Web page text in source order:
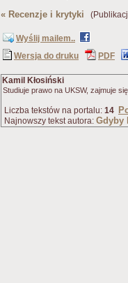
« Recenzje i krytyki
Wyślij mailem..
Wersja do druku
PDF
Kamil Kłosiński
Studiuje prawo na UKSW, zajmuje
Liczba tekstów na portalu: 14
Najnowszy tekst autora: Gdyby